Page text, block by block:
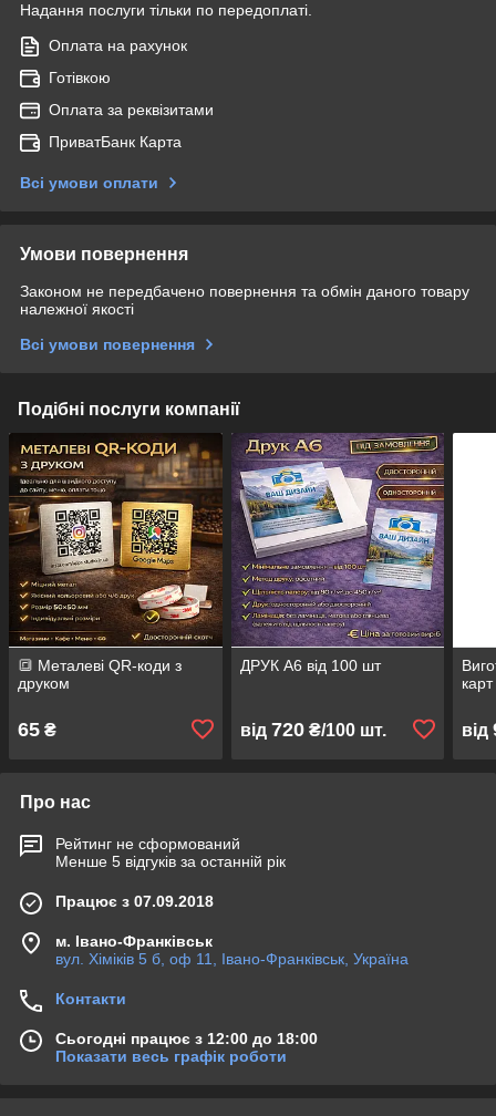
Надання послуги тільки по передоплаті.
Оплата на рахунок
Готівкою
Оплата за реквізитами
ПриватБанк Карта
Всі умови оплати
Умови повернення
Законом не передбачено повернення та обмін даного товару
належної якості
Всі умови повернення
Подібні послуги компанії
🔳 Металеві QR-коди з
друком
65 ₴
ДРУК А6 від 100 шт
від 720₴/100 шт.
карт
від
Про нас
Рейтинг не сформований
Менше 5 відгуків за останній рік
Працює з 07.09.2018
м. Івано-Франківськ
вул. Хіміків 5 б, оф 11, Івано-Франківськ, Україна
Контакти
Сьогодні працює з 12:00 до 18:00
Показати весь графік роботи